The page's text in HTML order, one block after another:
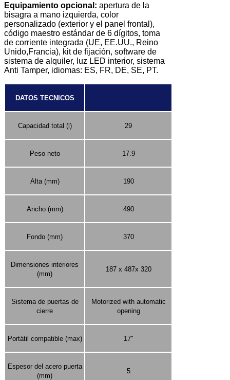
Equipamiento opcional: apertura de la
bisagra a mano izquierda, color
personalizado (exterior y el panel frontal),
código maestro estándar de 6 dígitos, toma
de corriente integrada (UE, EE.UU., Reino
Unido,Francia), kit de fijación, software de
sistema de alquiler, luz LED interior, sistema
Anti Tamper, idiomas: ES, FR, DE, SE, PT.
DATOS TECNICOS
Capacidad total (l) 29
Peso neto 17.9
Alta (mm) 190
Ancho (mm) 490
Fondo (mm) 370
Dimensiones interiores
(mm)
187 x 487x 320
Sistema de puertas de
cierre
Motorized with automatic
opening
Portátil compatible (max) 17"
Espesor del acero puerta
(mm)
5